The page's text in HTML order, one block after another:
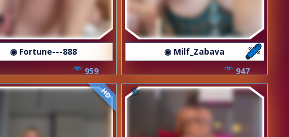
◉ Fortune---888
959
◉ Milf_Zabava
947
HD